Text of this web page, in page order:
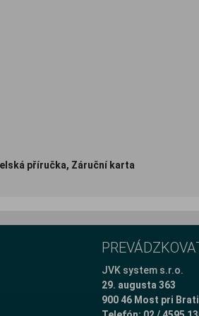
příručka, Záruční karta
JVK system s.r.o.
29. augusta 363
900 46 Most pri